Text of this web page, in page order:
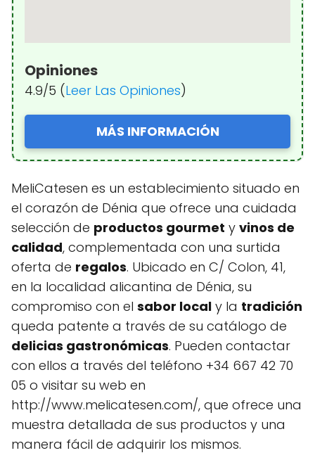
Opiniones
4.9/5 (Leer Las Opiniones)
MÁS INFORMACIÓN
MeliCatesen es un establecimiento situado en
el corazón de Dénia que ofrece una cuidada
selección de productos gourmet y vinos de
calidad, complementada con una surtida
oferta de regalos. Ubicado en C/ Colon, 41,
en la localidad alicantina de Dénia, su
compromiso con el sabor local y la tradición
queda patente a través de su catálogo de
delicias gastronómicas. Pueden contactar
con ellos a través del teléfono +34 667 42 70
05 o visitar su web en
http://www.melicatesen.com/, que ofrece una
muestra detallada de sus productos y una
manera fácil de adquirir los mismos.